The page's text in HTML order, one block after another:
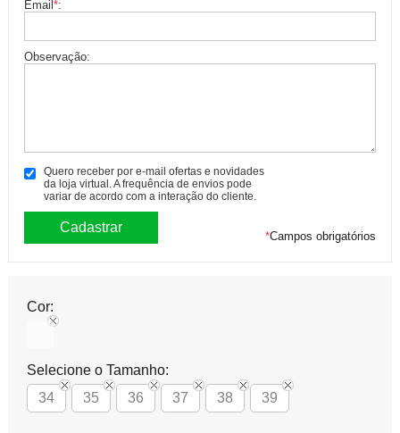
Email*:
Observação:
Quero receber por e-mail ofertas e novidades
da loja virtual. A frequência de envios pode
variar de acordo com a interação do cliente.
*Campos obrigatórios
Cor:
Selecione o Tamanho:
34
35 36 37 38 39